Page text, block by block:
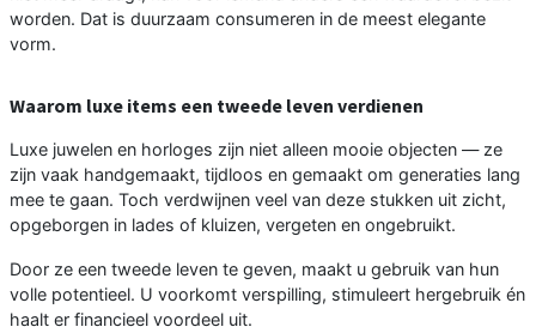
worden. Dat is duurzaam consumeren in de meest elegante
vorm.
Waarom luxe items een tweede leven verdienen
Luxe juwelen en horloges zijn niet alleen mooie objecten — ze
zijn vaak handgemaakt, tijdloos en gemaakt om generaties lang
mee te gaan. Toch verdwijnen veel van deze stukken uit zicht,
opgeborgen in lades of kluizen, vergeten en ongebruikt.
Door ze een tweede leven te geven, maakt u gebruik van hun
volle potentieel. U voorkomt verspilling, stimuleert hergebruik én
haalt er financieel voordeel uit.